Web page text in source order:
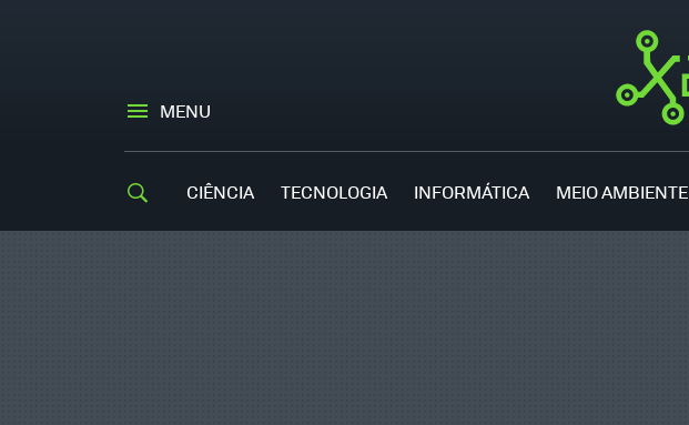
MENU
CIÊNCIA TECNOLOGIA INFORMÁTICA MEIO AMBIENTE